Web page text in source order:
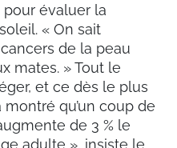
évaluer la
« On sait
de la peau
mates. » Tout le
et ce dès le plus
qu’un coup de
de 3 % le
adulte », insiste le